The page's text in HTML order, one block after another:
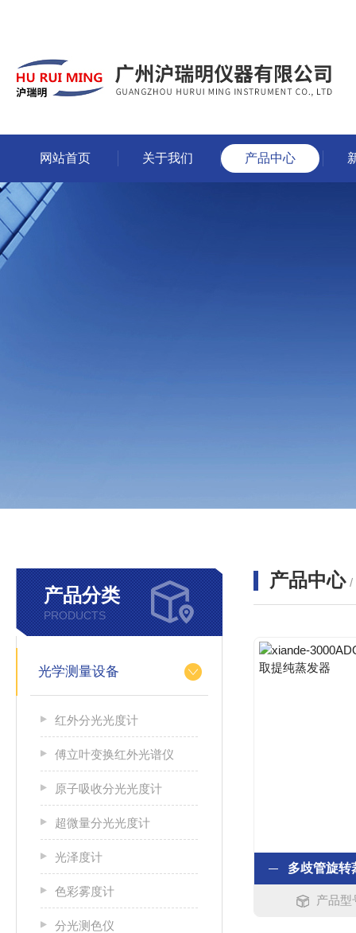
网站首页 关于我们 产品中心
产品分类
PRODUCTS
光学测量设备
红外分光光度计
傅立叶变换红外光谱仪
原子吸收分光光度计
超微量分光光度计
光泽度计
色彩雾度计
分光测色仪
产品中心 /
产品型